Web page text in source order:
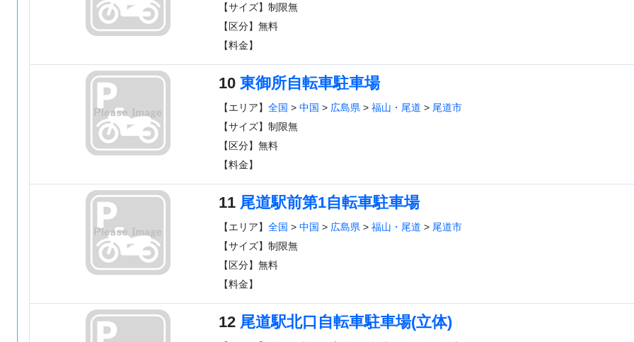
【サイズ】制限無
【区分】無料
【料金】
10 東御所自転車駐車場
【エリア】 全国 > 中国 > 広島県 > 福山・尾道 > 尾道市
【サイズ】制限無
【区分】無料
【料金】
11 尾道駅前第1自転車駐車場
【エリア】 全国 > 中国 > 広島県 > 福山・尾道 > 尾道市
【サイズ】制限無
【区分】無料
【料金】
12 尾道駅北口自転車駐車場(立体)